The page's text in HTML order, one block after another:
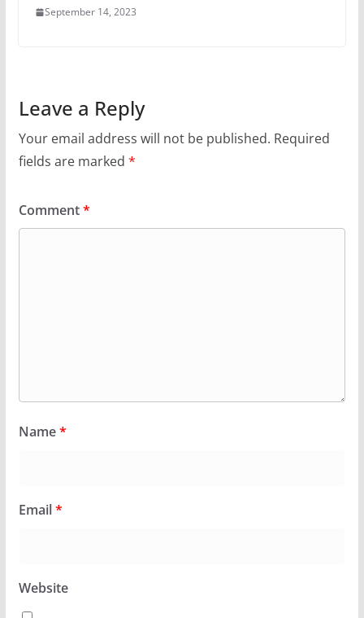
September 14, 2023
Leave a Reply
Your email address will not be published. Required
fields are marked *
Comment*
Name*
Email*
Website